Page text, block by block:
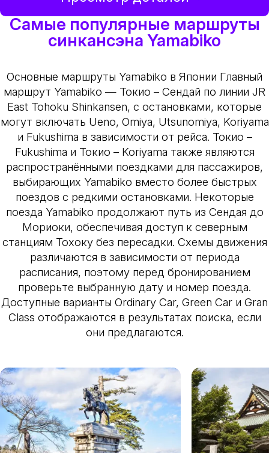
Самые популярные маршруты
синкансэна Yamabiko
Основные маршруты Yamabiko в Японии Главный
маршрут Yamabiko — Токио – Сендай по линии JR
East Tohoku Shinkansen, с остановками, которые
могут включать Ueno, Omiya, Utsunomiya, Koriyama
и Fukushima в зависимости от рейса. Токио –
Fukushima и Токио – Koriyama также являются
распространёнными поездками для пассажиров,
выбирающих Yamabiko вместо более быстрых
поездов с редкими остановками. Некоторые
поезда Yamabiko продолжают путь из Сендая до
Мориоки, обеспечивая доступ к северным
станциям Тохоку без пересадки. Схемы движения
различаются в зависимости от периода
расписания, поэтому перед бронированием
проверьте выбранную дату и номер поезда.
Доступные варианты Ordinary Car, Green Car и Gran
Class отображаются в результатах поиска, если
они предлагаются.